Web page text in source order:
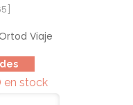
Viaje
en stock